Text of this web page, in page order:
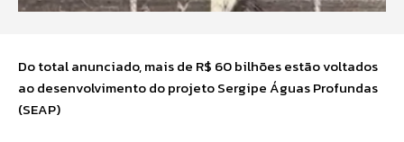
Do total anunciado, mais de R$ 60 bilhões estão voltados
ao desenvolvimento do projeto Sergipe Águas Profundas
(SEAP)